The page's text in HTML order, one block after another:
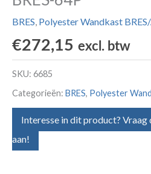
BRES, Polyester Wandkast
€272,15 excl. btw
SKU: 6685
Categorieën: BRES, Polyester
Interesse in dit product?
aan!